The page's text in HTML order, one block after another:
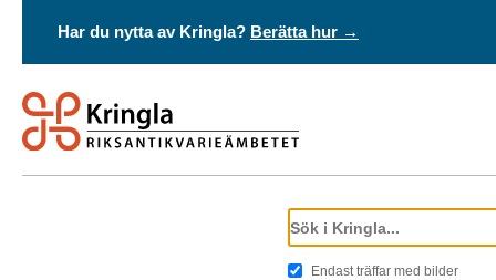
Har du nytta av Kringla? Berätta hur →
Endast träffar med bilder